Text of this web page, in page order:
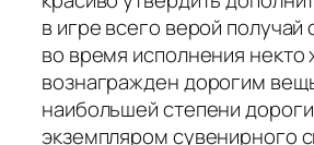
в игре всего верой получай
во время исполнения некто
вознагражден дорогим
наибольшей степени
экземпляром сувенирного